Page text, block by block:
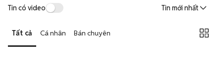
Tin có video Tin mới nhất
Tất cả Cá nhân Bán chuyên